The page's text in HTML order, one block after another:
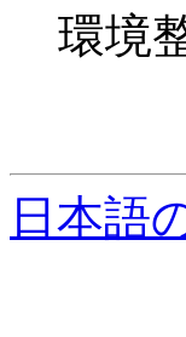
環境
日本語